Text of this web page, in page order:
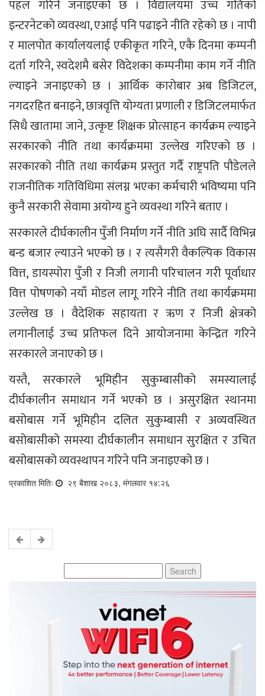
पहल गरिने जनाइएको छ । विद्यालयमा उच्च गतिको
इन्टरनेटको व्यवस्था, एआई पनि पढाइने नीति रहेको छ । नापी
र मालपोत कार्यालयलाई एकीकृत गरिने, एकै दिनमा कम्पनी
दर्ता गरिने, स्वदेशमै बसेर विदेशका कम्पनीमा काम गर्ने नीति
ल्याइने जनाइएको छ । आर्थिक कारोबार अब डिजिटल,
नगदरहित बनाइने, छात्रवृत्ति योग्यता प्रणाली र डिजिटलमार्फत
सिधै खातामा जाने, उत्कृष्ट शिक्षक प्रोत्साहन कार्यक्रम ल्याइने
सरकारको नीति तथा कार्यक्रममा उल्लेख गरिएको छ ।
सरकारको नीति तथा कार्यक्रम प्रस्तुत गर्दै राष्ट्रपति पौडेलले
राजनीतिक गतिविधिमा संलग्न भएका कर्मचारी भविष्यमा पनि
कुनै सरकारी सेवामा अयोग्य हुने व्यवस्था गरिने बताए ।
सरकारले दीर्घकालीन पुँजी निर्माण गर्ने नीति अघि सार्दै विभिन्न
बन्ड बजार ल्याउने भएको छ । र त्यसैगरी वैकल्पिक विकास
वित्त, डायस्पोरा पुँजी र निजी लगानी परिचालन गरी पूर्वाधार
वित्त पोषणको नयाँ मोडल लागू गरिने नीति तथा कार्यक्रममा
उल्लेख छ । वैदेशिक सहायता र ऋण र निजी क्षेत्रको
लगानीलाई उच्च प्रतिफल दिने आयोजनामा केन्द्रित गरिने
सरकारले जनाएको छ ।
यस्तै, सरकारले भूमिहीन सुकुम्बासीको समस्यालाई
दीर्घकालीन समाधान गर्ने भएको छ । असुरक्षित स्थानमा
बसोबास गर्ने भूमिहीन दलित सुकुम्बासी र अव्यवस्थित
बसोबासीको समस्या दीर्घकालीन समाधान सुरक्षित र उचित
बसोबासको व्यवस्थापन गरिने पनि जनाइएको छ ।
प्रकाशित मितिः २९ बैशाख २०८३, मंगलवार १४:२६
for: